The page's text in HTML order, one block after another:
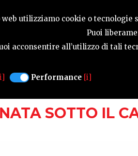
utilizziamo cookie o
Puoi
acconsentire all’utilizzo di tali
Performance [i]
GUIDA
SOTTO IL